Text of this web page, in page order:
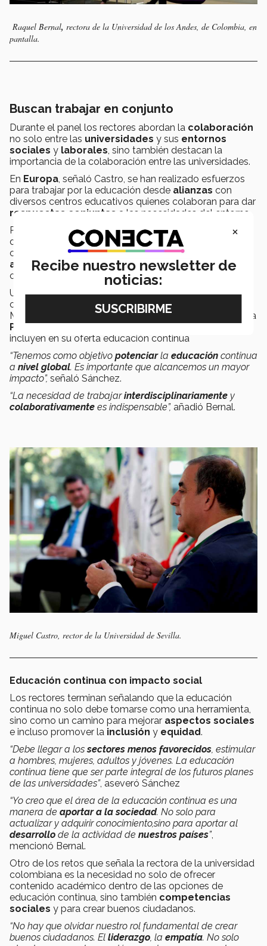
Raquel Bernal, rectora de la Universidad de los Andes, de Colombia, en
pantalla.
Buscan trabajar en conjunto
Durante el panel los rectores abordan la colaboración
no solo entre las universidades y sus entornos
sociales y laborales , sino también destacan la
importancia de la colaboración entre las universidades.
En Europa , señaló Castro, se han realizado esfuerzos
para trabajar por la educación desde alianzas con
diversos centros educativos quienes colaboran para dar
respuestas conjuntas a las necesidades del entorno.
Por su parte, los rectores latinoamericanos señalan que
dentro de sus universidades ya se trabaja en esfuerzos
como la creación devicerrectoríasque atienden los
asuntos internacionalesy trabajan en conjunto con
otras instituciones educativas.
Un ejemplo de esta colaboración esLa Tríada,
conformada por el
Tecnológico de Monterrey
México, la
Universidad de los Andes
en Colombia y la
Pontificia Universidad Católica de Chile, quienes
incluyen en su oferta educación continua
“Tenemos como objetivo potenciarla educación continua
a nivel global. Es importante que alcancemos un mayor
impacto”, señaló Sánchez.
“La necesidad de trabajarinterdisciplinariamente y
colaborativamente es indispensable”, añadió Bernal.
Miguel Castro, rector de la Universidad de Sevilla.
Educación continua con impacto social
Los rectores terminan señalando que la educación
continua no solo debe tomarse como una herramienta,
sino como un camino para mejorar aspectos sociales
e incluso promover la inclusión y equidad.
“Debe llegar a lossectores menos favorecidos, estimular
a hombres, mujeres, adultos y jóvenes. La educación
continua tiene que ser parte integral de los futuros planes
de las universidades”, aseveró Sánchez
“Yo creo que el área de la educación continua es una
manera de aportar a la sociedad. No solo para
actualizar y adquirir conocimiento,sino para aportar al
desarrollo de la actividad de nuestros países”,
mencionó Bernal.
Otro de los retos que señala la rectora de la universidad
colombiana es la necesidad no solo de ofrecer
contenido académico dentro de las opciones de
educación continua, sino también competencias
sociales y para crear buenos ciudadanos.
“No hay que olvidar nuestro rol fundamental de crear
buenos ciudadanos. El liderazgo, la empatía. No solo
×
Recibe nuestro newsletter de
noticias: